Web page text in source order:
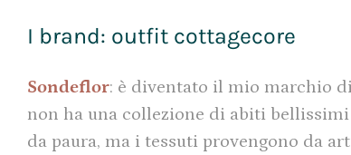
I brand: outfit cottagecore
Sondeflor: è diventato il mio marchio
non ha una collezione di abiti
da paura, ma i tessuti provengono da